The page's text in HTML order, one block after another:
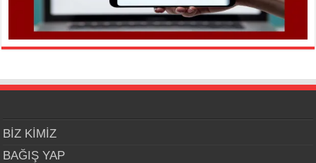
BİZ KİMİZ
BAĞIŞ YAP